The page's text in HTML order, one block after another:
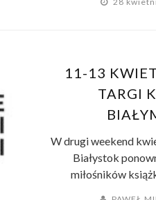
11-13
TARGI
W drugi weekend
Białystok
miłośników